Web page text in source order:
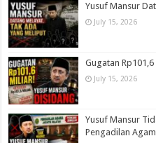
Yusuf Mansur
July 15, 2026
Gugatan
July 15, 2026
Yusuf Mansur
Pengadilan